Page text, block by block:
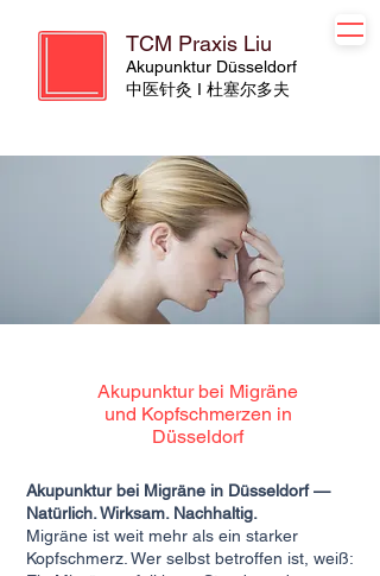
TCM Praxis Liu
Akupunktur Düsseldorf
​​中医针灸 I 杜塞尔多夫
Akupunktur bei Migräne
und Kopfschmerzen in
Düsseldorf
Akupunktur bei Migräne in Düsseldorf —
Natürlich. Wirksam. Nachhaltig.
Migräne ist weit mehr als ein starker
Kopfschmerz. Wer selbst betroffen ist, weiß: